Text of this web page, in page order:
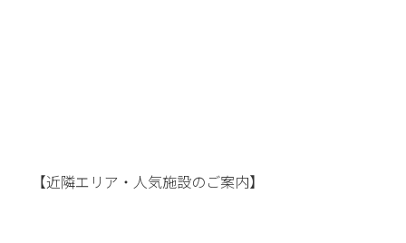
【近隣エリア・人気施設のご案内】